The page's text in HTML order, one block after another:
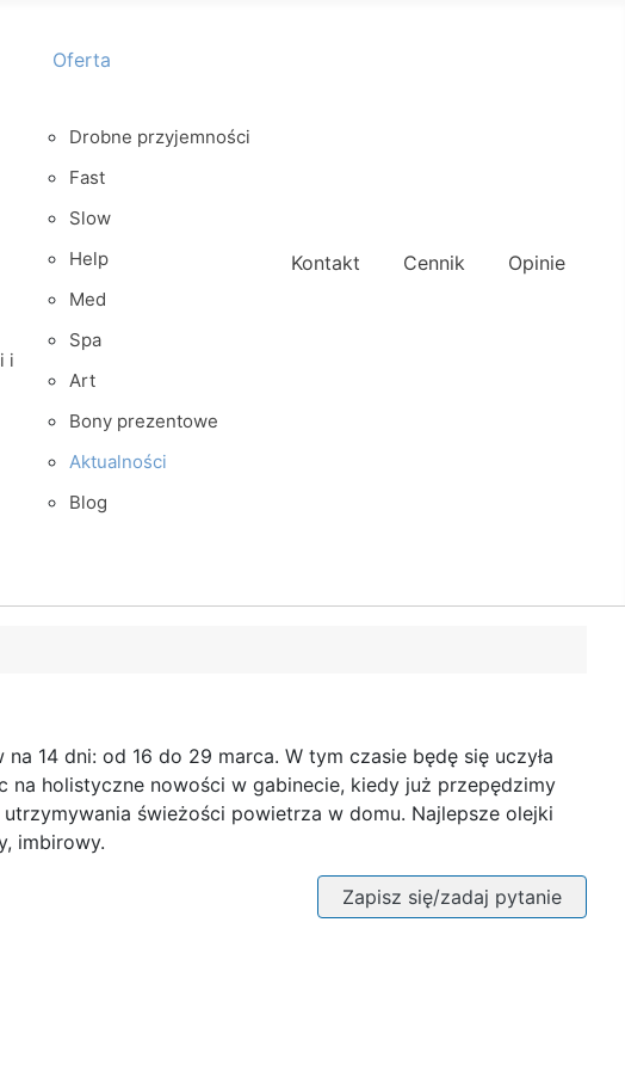
i
Oferta
Drobne przyjemności
Fast
Slow
Help
Med
Spa
Art
Bony prezentowe
Aktualności
Blog
Kontakt Cennik Opinie
14 dni: od 16 do 29 marca. W tym czasie będę się uczyła
na holistyczne nowości w gabinecie, kiedy już przepędzimy
świeżości powietrza w domu. Najlepsze olejki
imbirowy.
Zapisz się/zadaj pytanie